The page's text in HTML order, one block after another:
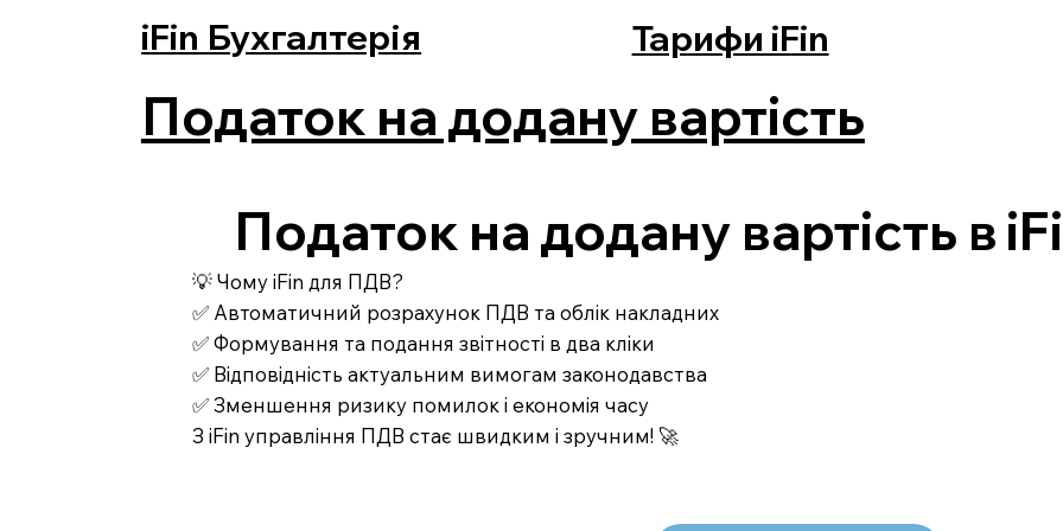
iFin Бухгалтерія Тарифи iFin
Податок на додану вартість
Податок на додану вартість в
💡 Чому iFin для ПДВ?
✅ Автоматичний розрахунок ПДВ та облік накладних
✅ Формування та подання звітності в два кліки
✅ Відповідність актуальним вимогам законодавства
✅ Зменшення ризику помилок і економія часу
З iFin управління ПДВ стає швидким і зручним! 🚀